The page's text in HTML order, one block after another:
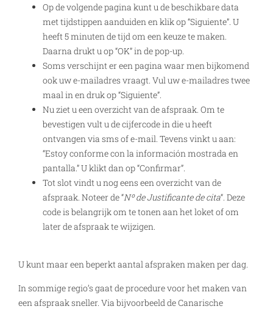
Op de volgende pagina kunt u de beschikbare data
met tijdstippen aanduiden en klik op “Siguiente”. U
heeft 5 minuten de tijd om een keuze te maken.
Daarna drukt u op “OK” in de pop-up.
Soms verschijnt er een pagina waar men bijkomend
ook uw e-mailadres vraagt. Vul uw e-mailadres twee
maal in en druk op “Siguiente”.
Nu ziet u een overzicht van de afspraak. Om te
bevestigen vult u de cijfercode in die u heeft
ontvangen via sms of e-mail. Tevens vinkt u aan:
“Estoy conforme con la información mostrada en
pantalla.” U klikt dan op “Confirmar”.
Tot slot vindt u nog eens een overzicht van de
afspraak. Noteer de “Nº de Justificante de cita“. Deze
code is belangrijk om te tonen aan het loket of om
later de afspraak te wijzigen.
U kunt maar een beperkt aantal afspraken maken per dag.
In sommige regio’s gaat de procedure voor het maken van
een afspraak sneller. Via bijvoorbeeld de Canarische